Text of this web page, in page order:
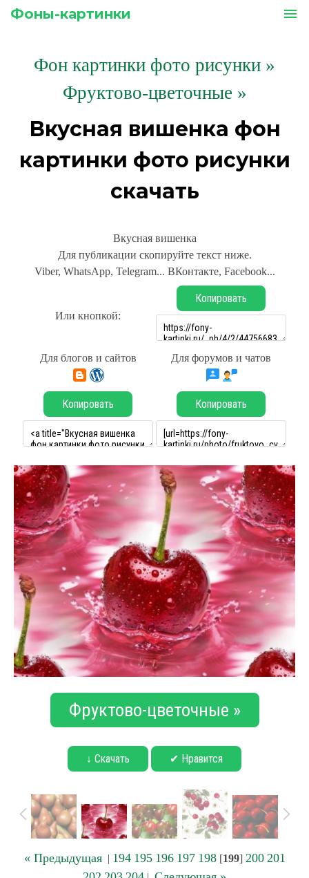
Фоны-картинки menu
Фон картинки фото рисунки »
Фруктово-цветочные »
Вкусная вишенка фон
картинки фото рисунки
скачать
Вкусная вишенка
Для публикации скопируйте текст ниже.
Viber, WhatsApp, Telegram... ВКонтакте, Facebook...
Или кнопкой:
Копировать
Для блогов и сайтов Для форумов и чатов
Копировать Копировать
Фруктово-цветочные »
↓ Скачать ✔ Нравится
« Предыдущая| 194 195 196 197 198[199] 200 201